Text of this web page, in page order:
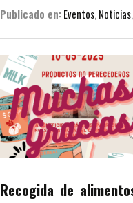
Publicado en: Eventos,Noticias,
Recogida de